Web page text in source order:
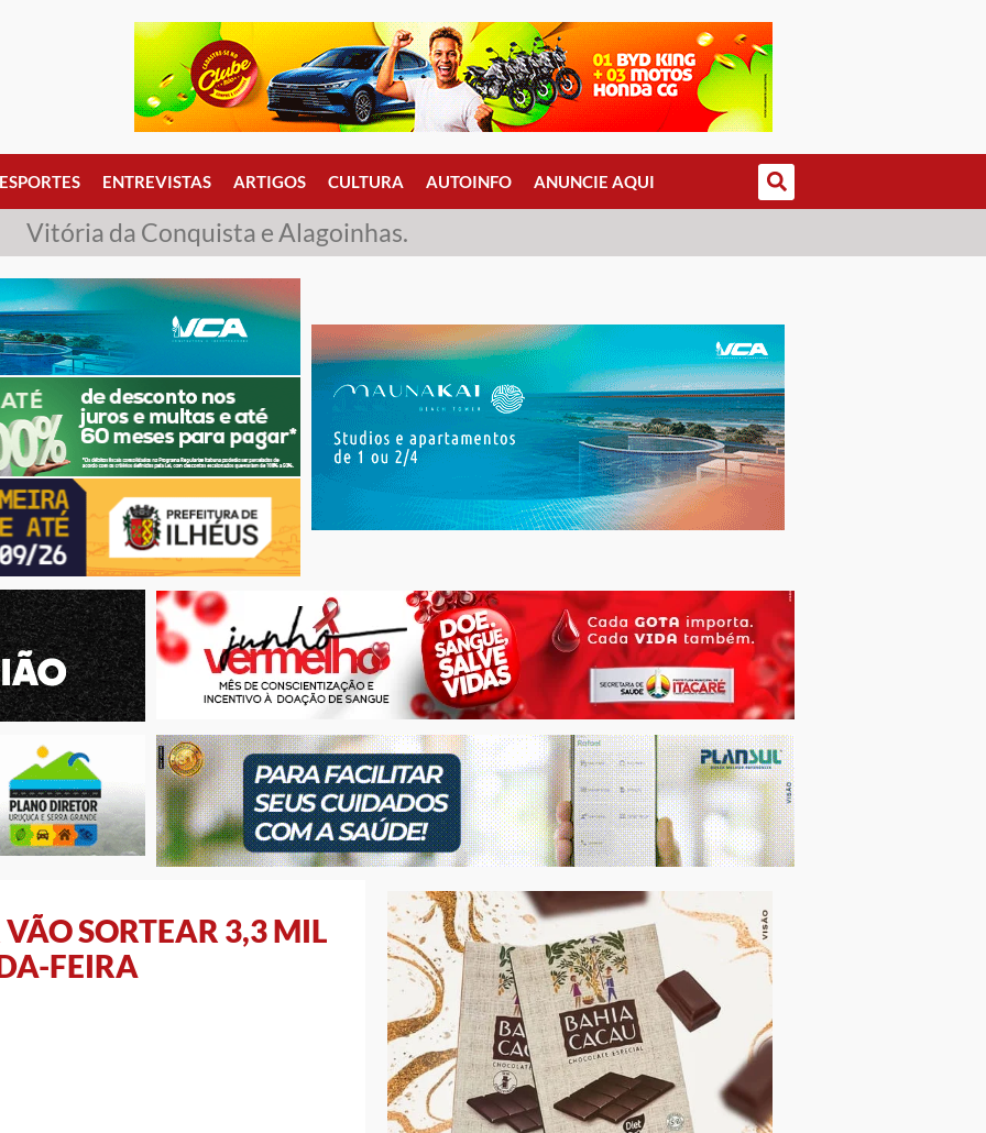
ESPORTES ENTREVISTAS ARTIGOS CULTURA AUTOINFO ANUNCIE AQUI
Vitória da Conquista e Alagoinhas.
SORTEAR 3,3 MIL
FEIRA